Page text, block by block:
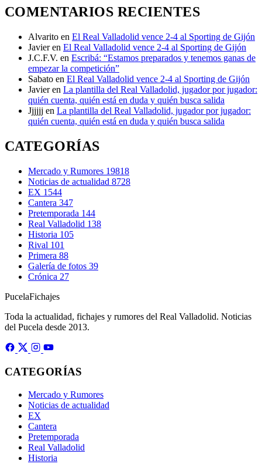
COMENTARIOS RECIENTES
Alvarito en El Real Valladolid vence 2-4 al Sporting de Gijón
Javier en El Real Valladolid vence 2-4 al Sporting de Gijón
J.C.F.V. en Escribá: “Estamos preparados y tenemos ganas de
empezar la competición”
Sabato en El Real Valladolid vence 2-4 al Sporting de Gijón
Javier en La plantilla del Real Valladolid, jugador por jugador:
quién cuenta, quién está en duda y quién busca salida
Jjjjjj en La plantilla del Real Valladolid, jugador por jugador:
quién cuenta, quién está en duda y quién busca salida
CATEGORÍAS
Mercado y Rumores 19818
Noticias de actualidad 8728
EX 1544
Cantera 347
Pretemporada 144
Real Valladolid 138
Historia 105
Rival 101
Primera 88
Galería de fotos 39
Crónica 27
PucelaFichajes
Toda la actualidad, fichajes y rumores del Real Valladolid. Noticias
del Pucela desde 2013.
CATEGORÍAS
Mercado y Rumores
Noticias de actualidad
EX
Cantera
Pretemporada
Real Valladolid
Historia